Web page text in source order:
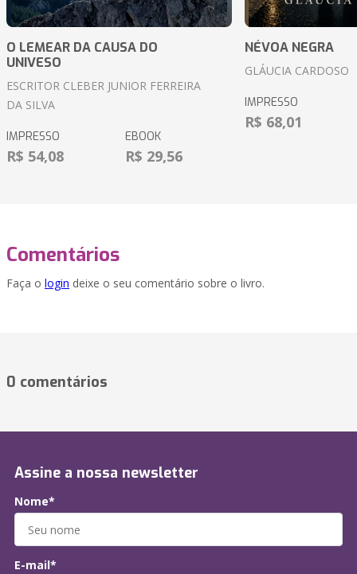
O LEMEAR DA CAUSA DO
UNIVESO
ESCRITOR CLEBER JUNIOR FERREIRA
DA SILVA
IMPRESSO
R$ 54,08
EBOOK
R$ 29,56
NÉVOA NEGRA
GLÁUCIA CARDOSO
IMPRESSO
R$ 68,01
Comentários
Faça o login deixe o seu comentário sobre o livro.
0 comentários
Assine a nossa newsletter
Nome*
E-mail*